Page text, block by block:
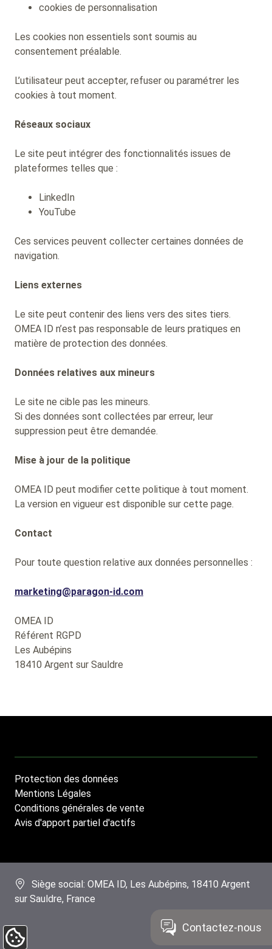
cookies de personnalisation
Les cookies non essentiels sont soumis au
consentement préalable.
L’utilisateur peut accepter, refuser ou paramétrer les
cookies à tout moment.
Réseaux sociaux
Le site peut intégrer des fonctionnalités issues de
plateformes telles que :
LinkedIn
YouTube
Ces services peuvent collecter certaines données de
navigation.
Liens externes
Le site peut contenir des liens vers des sites tiers.
OMEA ID n’est pas responsable de leurs pratiques en
matière de protection des données.
Données relatives aux mineurs
Le site ne cible pas les mineurs.
Si des données sont collectées par erreur, leur
suppression peut être demandée.
Mise à jour de la politique
OMEA ID peut modifier cette politique à tout moment.
La version en vigueur est disponible sur cette page.
Contact
Pour toute question relative aux données personnelles :
marketing@paragon-id.com
OMEA ID
Référent RGPD
Les Aubépins
18410 Argent sur Sauldre
Contactez-nous
Footer
menu
Protection des données
Mentions Légales
Conditions générales de vente
Avis d'apport partiel d'actifs
Siège social: OMEA ID, Les Aubépins, 18410 Argent
sur Sauldre, France
Copyright OMEA ID 2026
Update